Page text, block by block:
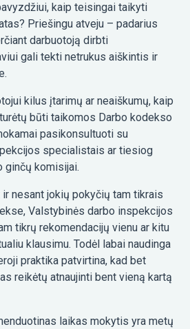
kaip teisingai taikyti
Priešingu atveju – padarius
darbuotoją dirbti
gali tekti netrukus aiškintis ir
kilus įtarimų ar neaiškumų, kaip
būti taikomos Darbo kodekso
pasikonsultuoti su
specialistais ar tiesiog
ginčų komisijai.
ir nesant jokių pokyčių tam tikrais
Valstybinės darbo inspekcijos
tikrų rekomendacijų vienu ar kitu
klausimu. Todėl labai naudinga
praktika patvirtina, kad bet
reikėtų atnaujinti bent vieną kartą
laikas mokytis yra metų